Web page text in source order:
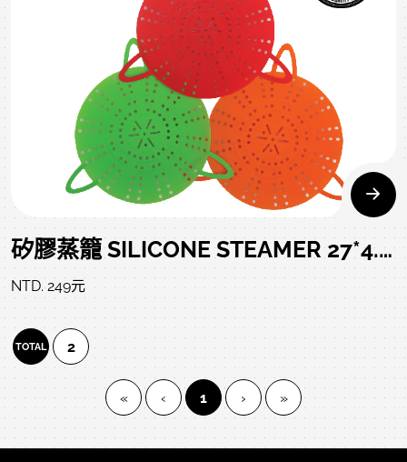
矽膠蒸籠 SILICONE STEAMER 27*4.8 CM
NTD. 249元
TOTAL 2
« ‹ 1(current)
› »